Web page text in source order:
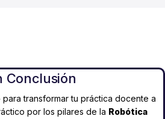
Conclusión
transformar tu práctica docente a
por los pilares de la Robótica